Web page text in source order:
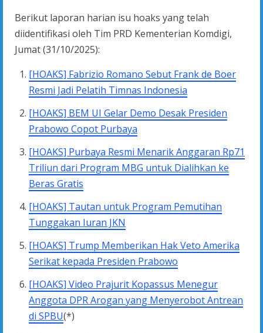
Berikut laporan harian isu hoaks yang telah
diidentifikasi oleh Tim PRD Kementerian Komdigi,
Jumat (31/10/2025):
[HOAKS] Fabrizio Romano Sebut Frank de Boer
Resmi Jadi Pelatih Timnas Indonesia
[HOAKS] BEM UI Gelar Demo Desak Presiden
Prabowo Copot Purbaya
[HOAKS] Purbaya Resmi Menarik Anggaran Rp71
Triliun dari Program MBG untuk Dialihkan ke
Beras Gratis
[HOAKS] Tautan untuk Program Pemutihan
Tunggakan Iuran JKN
[HOAKS] Trump Memberikan Hak Veto Amerika
Serikat kepada Presiden Prabowo
[HOAKS] Video Prajurit Kopassus Menegur
Anggota DPR Arogan yang Menyerobot Antrean
di SPBU(*)